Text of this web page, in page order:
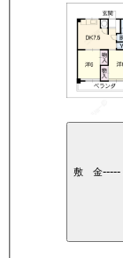
敷 金-----